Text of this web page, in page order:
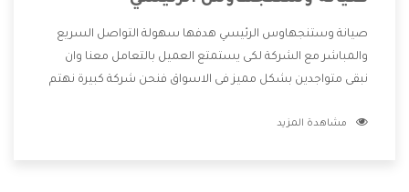
صيانة وستنجهاوس الرئيسي هدفها سهولة التواصل السريع
والمباشر مع الشركة لكى يستمتع العميل بالتعامل معنا وان
نبقى متواجدين بشكل مميز فى الاسواق فنحن شركة كبيرة نهتم
الشركة بها والتى تكون منها خدمة الصيانة التى تكون من أهم
مشاهدة المزيد